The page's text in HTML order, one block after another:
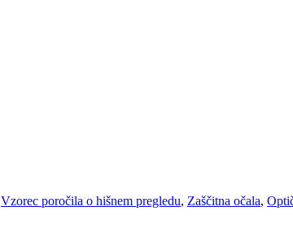
Vzorec poročila o hišnem pregledu, Zaščitna očala,